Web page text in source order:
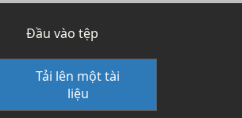
Đầu vào tệp
Tải lên một tài
liệu